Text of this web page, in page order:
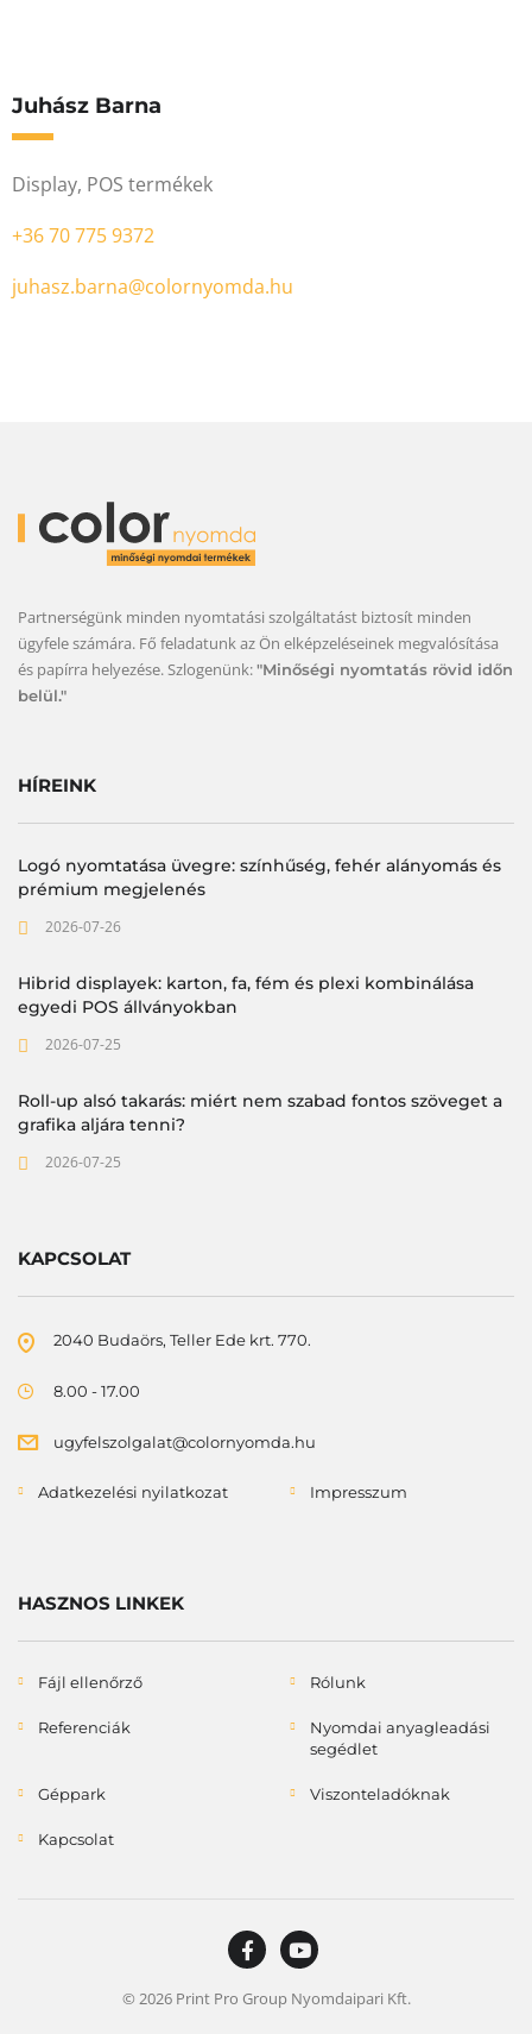
Juhász Barna
Display, POS termékek
+36 70 775 9372
juhasz.barna@colornyomda.hu
Partnerségünk minden nyomtatási szolgáltatást biztosít minden
ügyfele számára. Fő feladatunk az Ön elképzeléseinek megvalósítása
és papírra helyezése. Szlogenünk:"Minőségi nyomtatás rövid időn
belül."
HÍREINK
Logó nyomtatása üvegre: színhűség, fehér alányomás és
prémium megjelenés
2026-07-26
Hibrid displayek: karton, fa, fém és plexi kombinálása
egyedi POS állványokban
2026-07-25
Roll-up alsó takarás: miért nem szabad fontos szöveget a
grafika aljára tenni?
2026-07-25
KAPCSOLAT
2040 Budaörs, Teller Ede krt. 770.
8.00 - 17.00
ugyfelszolgalat@colornyomda.hu
Adatkezelési nyilatkozat Impresszum
HASZNOS LINKEK
Fájl ellenőrző Rólunk
Referenciák
Nyomdai anyagleadási
segédlet
Géppark Viszonteladóknak
Kapcsolat
© 2026 Print Pro Group Nyomdaipari Kft.